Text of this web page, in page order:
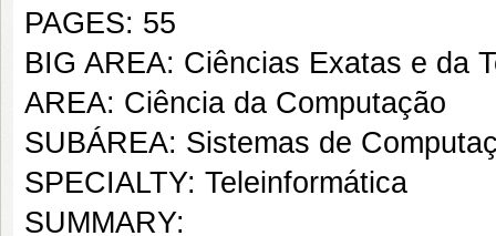
PAGES: 55
BIG AREA: Ciências Exatas e da
AREA: Ciência da Computação
SUBÁREA: Sistemas de
SPECIALTY: Teleinformática
SUMMARY: